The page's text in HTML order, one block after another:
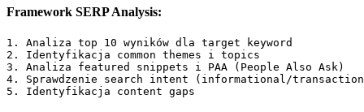
Framework SERP Analysis:
1. Analiza top 10 wyników dla target keyword
2. Identyfikacja common themes i topics
3. Analiza featured snippets i PAA (People Also Ask)
4. Sprawdzenie search intent (informational/